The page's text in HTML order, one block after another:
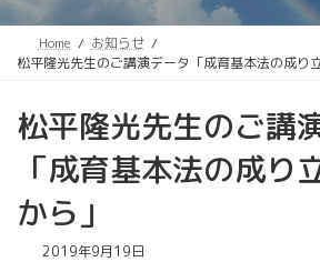
ス
ン
Home
お知らせ
松平隆光先生のご講演データ「成育基本法の成り
松平隆光先生のご講
「成育基本法の成り
から」
2019年9月19日